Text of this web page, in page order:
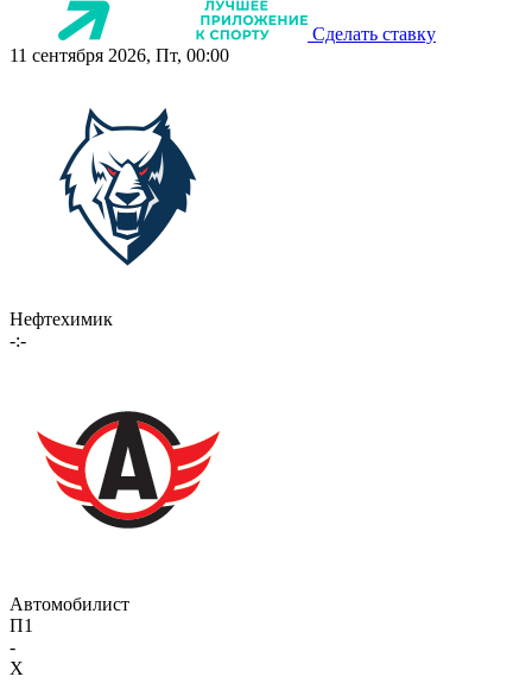
Сделать ставку
11 сентября 2026, Пт, 00:00
Нефтехимик
-:-
Автомобилист
П1
-
X